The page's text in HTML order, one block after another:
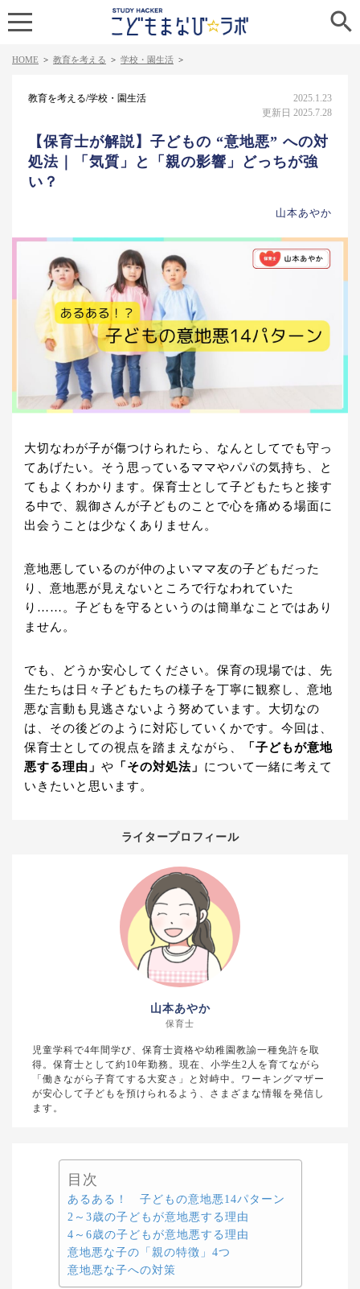

HOME > 教育を考える > 学校・園生活 >
教育を考える/学校・園生活
2025.1.23
更新日 2025.7.28
【保育士が解説】子どもの “意地悪” への対
処法｜「気質」と「親の影響」どっちが強
い？
山本あやか
大切なわが子が傷つけられたら、なんとしてでも守っ
てあげたい。そう思っているママやパパの気持ち、と
てもよくわかります。保育士として子どもたちと接す
る中で、親御さんが子どものことで心を痛める場面に
出会うことは少なくありません。
意地悪しているのが仲のよいママ友の子どもだった
り、意地悪が見えないところで行なわれていた
り……。子どもを守るというのは簡単なことではあり
ません。
でも、どうか安心してください。保育の現場では、先
生たちは日々子どもたちの様子を丁寧に観察し、意地
悪な言動も見逃さないよう努めています。大切なの
は、その後どのように対応していくかです。今回は、
保育士としての視点を踏まえながら、
「子どもが意地
悪する理由」 や 「その対処法」 について一緒に考えて
いきたいと思います。
ライタープロフィール
山本あやか
保育士
児童学科で4年間学び、保育士資格や幼稚園教諭一種免許を取
得。保育士として約10年勤務。現在、小学生2人を育てながら
「働きながら子育てする大変さ」と対峙中。ワーキングマザー
が安心して子どもを預けられるよう、さまざまな情報を発信し
ます。
目次
あるある！ 子どもの意地悪14パターン
2～3歳の子どもが意地悪する理由
4～6歳の子どもが意地悪する理由
意地悪な子の「親の特徴」4つ
意地悪な子への対策